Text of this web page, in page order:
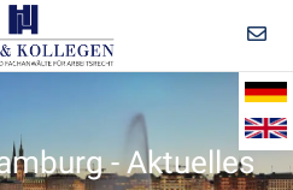
- Aktuelles